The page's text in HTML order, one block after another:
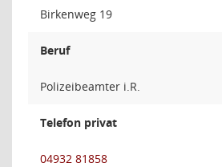
Birkenweg 19
Beruf
Polizeibeamter i.R.
Telefon privat
04932 81858